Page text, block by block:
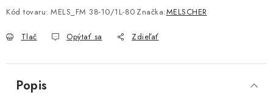
Kontakty Poštovné a doprava
Obchodné podmienky
Podmienky ochrany osobných údajov
Obchodné podmienky požičovne náradia
Moja objednávka
Kód tovaru: MELS_FM 38-10/1L-80 Značka:MELSCHER
Tlač Opýtať sa Zdieľať
Popis